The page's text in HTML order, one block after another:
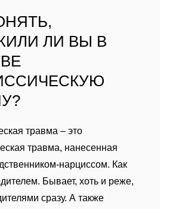
ЛИ ВЫ В
травма – это
травма, нанесенная
нарциссом. Как
Бывает, хоть и реже,
сразу. А также